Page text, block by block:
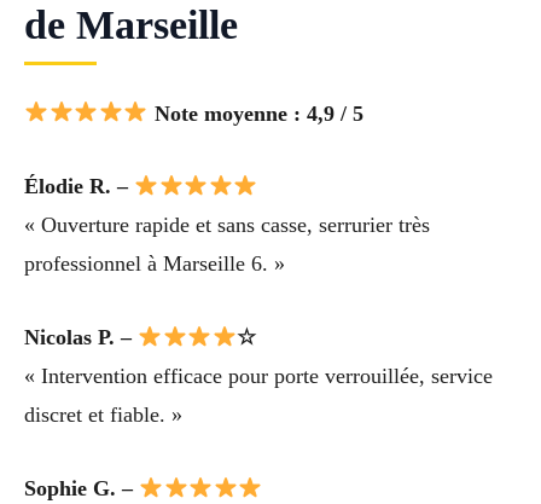
de Marseille
Note moyenne : 4,9 / 5
Élodie R. –
« Ouverture rapide et sans casse, serrurier très
professionnel à Marseille 6. »
Nicolas P. –
☆
« Intervention efficace pour porte verrouillée, service
discret et fiable. »
Sophie G. –